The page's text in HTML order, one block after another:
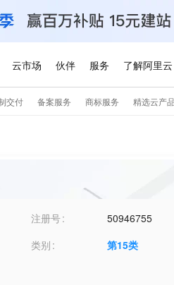
注册号 50946755
类别 第15类